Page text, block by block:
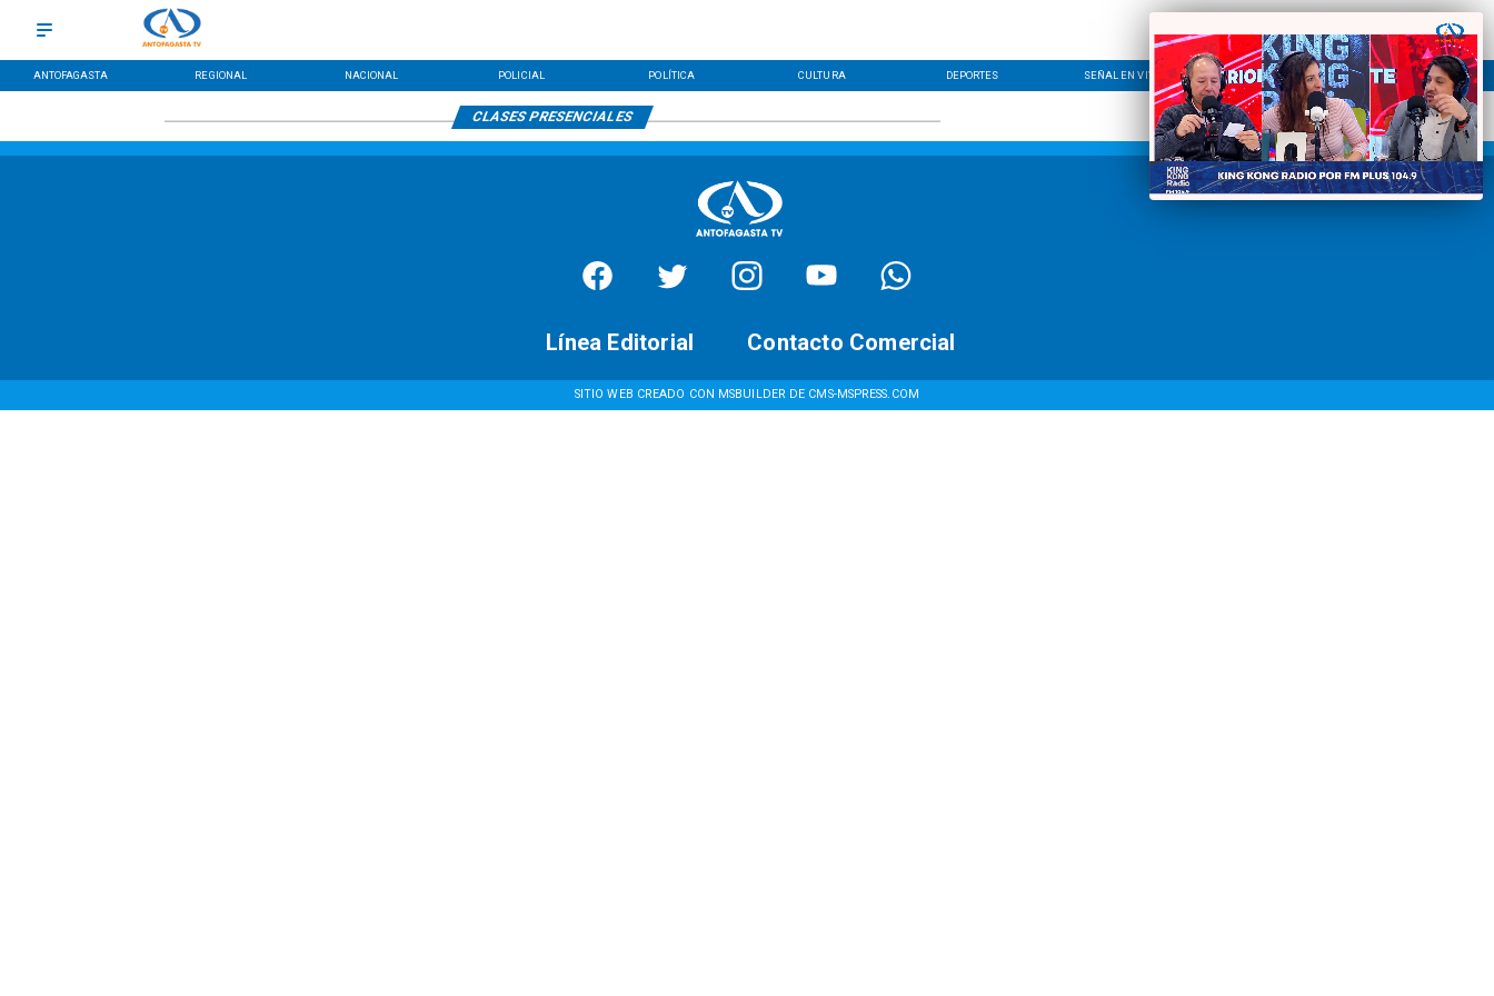
ANTOFAGASTA REGIONAL NACIONAL POLICIAL POLÍTICA CULTURA DEPORTES SEÑAL EN VIVO CONTACTO LÍNEA EDITORIAL
CLASES PRESENCIALES
SITIO WEB CREADO CON MSBUILDER DE CMS-MSPRESS.COM
Contacto Comercial
Línea Editorial